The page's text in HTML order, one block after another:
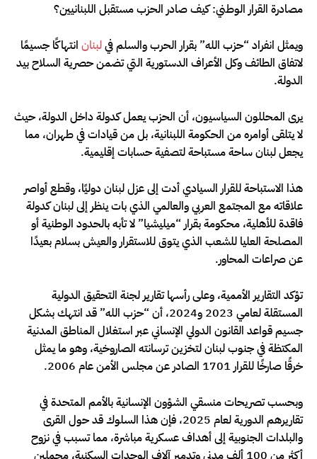
مصادرة القرار الوطني: كيف صادر الحزب مستقبل اللبنانيين؟
ويمثل انفراد “حزب الله” بقرار الحرب والسلم فيلبنان انتهاكًا جسيمًا
لاتفاق الطائف وكل الأعراف الدستورية التي تضمن حصرية السلاح بيد
الدولة.
يرى المحللون السياسيون، أن الحزب يعمل كدولة داخل الدولة، حيث
لا يتلقى أوامره من الحكومة اللبنانية، بل من قيادات في طهران، مما
يجعل لبنان ساحة مستباحة لتصفية حسابات إقليمية.
هذا الاستباحة للقرار السيادي أدت إلى عزل لبنان دوليًا، وقطع أواصر
علاقاته مع المجتمع العربي والعالمي الذي بات ينظر إلى لبنان كدولة
فاقدة للأهلية، محكومة بقرار “ميليشيا” لا تأبه بالحدود الوطنية أو
المصلحة العليا للشعب الذي يتوق للاستقرار والعيش بسلام بعيدًا
عن صراعات المحاور.
تؤكد التقارير الأممية، وعلى رأسها تقارير لجنة التحقيق الدولية
المستقلة لعامي 2023 و2024، أن “حزب الله” قد انتهك بشكل
جسيم قواعد القانون الدولي الإنساني عبر استغلال المناطق المدنية
المكتظة في جنوب لبنان لتخزين ترسانته الصاروخية، وهو ما يمثل
خرقًا صارخًا للقرار 1701 الصادر عن مجلس الأمن عام 2006.
وبحسب تصريحات منسقي الشؤون الإنسانية بالأمم المتحدة في
تقاريرهم الدورية لعام 2025، فإن هذا السلوك قد حول القرى
والبلدات الجنوبية إلى أهداف عسكرية مباشرة، مما تسبب في نزوح